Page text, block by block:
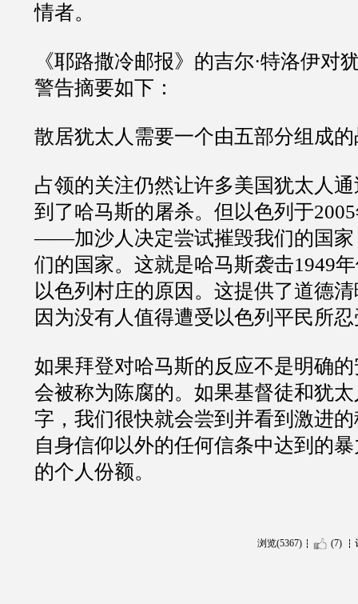
情者。
《耶路撒冷邮报》的吉尔·特洛伊对
警告摘要如下：
散居犹太人需要一个由五部分组成
占领的关注仍然让许多美国犹太人
到了哈马斯的屠杀。但以色列于2005
——加沙人决定尝试摧毁我们的国
们的国家。这就是哈马斯袭击1949
以色列村庄的原因。这提供了道德
因为没有人值得遭受以色列平民所
如果拜登对哈马斯的反应不是明确
会被称为陈腐的。如果基督徒和犹
字，我们很快就会尝到并看到激进
自身信仰以外的任何信条中达到的
的个人份额。
浏览(5367) (7)